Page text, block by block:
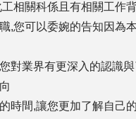
相關科係且有相關工作
,您可以委婉的告知因為
對業界有更深入的認識
時間,讓您更加了解自己